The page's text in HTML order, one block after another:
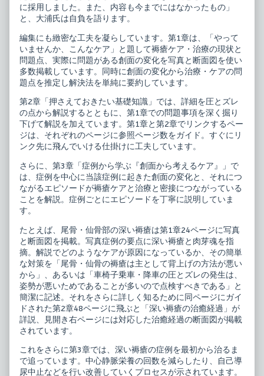
に採用しました。また、内容も今までにはなかったもの」
と、大浦氏は自負を語ります。
編集にも緻密な工夫を凝らしています。第1章は、「やって
いませんか、こんなケア」と題して褥瘡ケア・治療の現状と
問題点、実際に問題がある創面の変化を写真と断面図を使い
多数掲載しています。同時に創面の変化から治療・ケアの問
題点を推定し解決法を単純に要約しています。
第2章「押さえておきたい基礎知識」では、詳細を圧とズレ
の点から解説するとともに、第1章での問題事項を深く掘り
下げて解説を加えています。第1章と第2章でリンクするペー
ジは、それぞれのページに参照ページ数をガイド。すぐにリ
ンク先に飛んでいける仕掛けに工夫しています。
さらに、第3章「症例から学ぶ『創面から考えるケア』」で
は、症例を中心に当該症例に起きた創面の変化と、それにつ
ながるエピソードが褥瘡ケアと治療と密接につながっている
ことを解説。症例ごとにエピソードを丁寧に説明していま
す。
たとえば、尾骨・仙骨部の深い褥瘡は第1章24ページに写真
と断面図を掲載。写真症例の要点に深い褥瘡と肉芽魂を指
摘。解説でどのようなケアが原因になっているか、その簡単
な対策を「尾骨・仙骨の褥瘡は主として背上げの方法が悪い
から」、あるいは「車椅子乗車・降車の圧とズレの発生は、
姿勢が悪いためであることが多いので点検すべきである」と
簡潔に記述。それをさらに詳しく知るために同ページにガイ
ドされた第2章48ページに飛ぶと「深い褥瘡の治癒経過」が
詳説、見開き右ページには対応した治癒経過の断面図が掲載
されています。
これをさらに第3章では、深い褥瘡の症例を最初から治るま
で追っています。中心静脈栄養の回数を減らしたり、自己導
尿中止などを行い改善していくプロセスが示されています。